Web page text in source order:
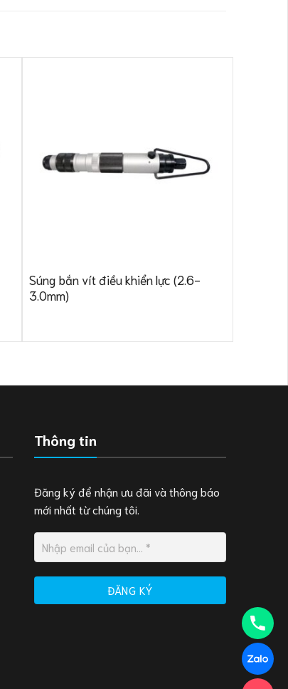
Súng bắn vít điều khiển lực (2.6-
3.0mm)
Thông tin
Đăng ký để nhận ưu đãi và thông báo
mới nhất từ chúng tôi.